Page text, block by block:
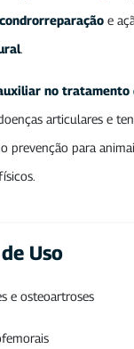
condrorreparação e
.
no tratamento
doenças articulares e
prevenção para
Uso
e osteoartroses